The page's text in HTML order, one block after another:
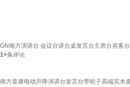
GN南方演讲台 会议台讲台桌发言台主席台咨客
1+条评论
南方壹康电动升降演讲台发言台带轮子高端实木